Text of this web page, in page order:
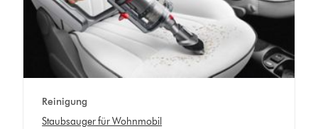
Reinigung
Staubsauger für Wohnmobil